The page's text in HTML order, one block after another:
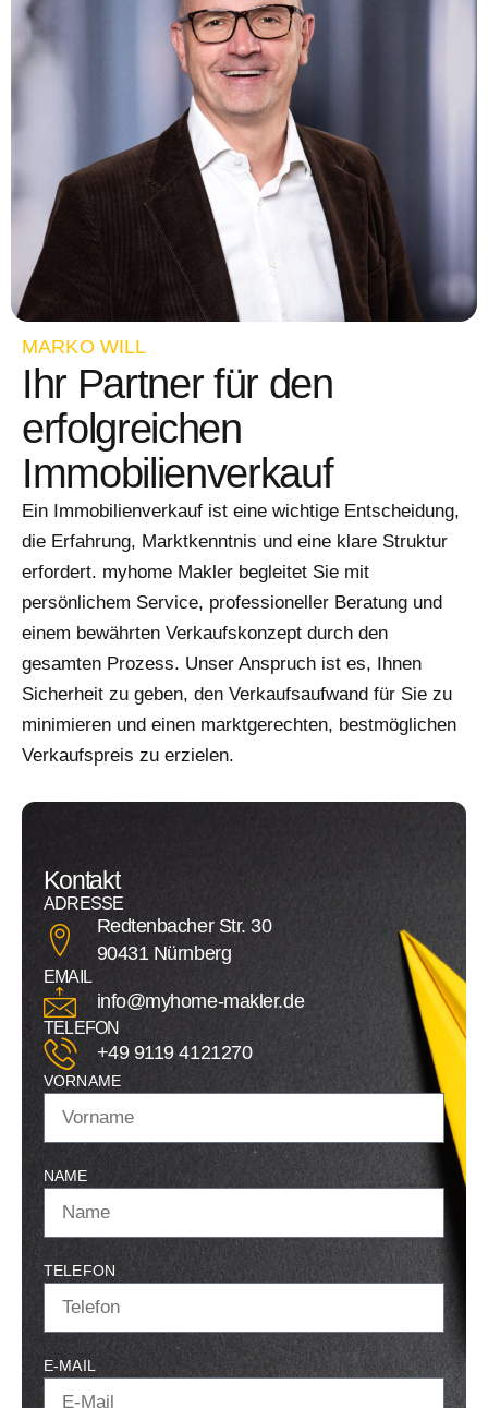
MARKO WILL
Ihr Partner für den
erfolgreichen
Immobilienverkauf
Ein Immobilienverkauf ist eine wichtige Entscheidung,
die Erfahrung, Marktkenntnis und eine klare Struktur
erfordert. myhome Makler begleitet Sie mit
persönlichem Service, professioneller Beratung und
einem bewährten Verkaufskonzept durch den
gesamten Prozess. Unser Anspruch ist es, Ihnen
Sicherheit zu geben, den Verkaufsaufwand für Sie zu
minimieren und einen marktgerechten, bestmöglichen
Verkaufspreis zu erzielen.
Kontakt
ADRESSE
Redtenbacher Str. 30
90431 Nürnberg
EMAIL
info@myhome-makler.de
TELEFON
+49 9119 4121270
VORNAME
NAME
TELEFON
E-MAIL